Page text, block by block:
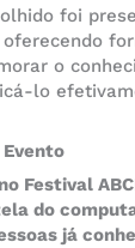
foi
o
lo
Festival
do
já